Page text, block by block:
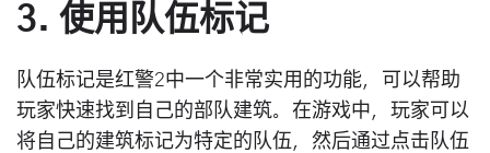
3. 使用队伍标记
队伍标记是红警2中一个非常实用的功能，可以帮助
玩家快速找到自己的部队建筑。在游戏中，玩家可以
将自己的建筑标记为特定的队伍，然后通过点击队伍